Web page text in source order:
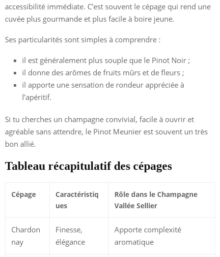
accessibilité immédiate. C’est souvent le cépage qui rend une
cuvée plus gourmande et plus facile à boire jeune.
Ses particularités sont simples à comprendre :
il est généralement plus souple que le Pinot Noir ;
il donne des arômes de fruits mûrs et de fleurs ;
il apporte une sensation de rondeur appréciée à
l’apéritif.
Si tu cherches un champagne convivial, facile à ouvrir et
agréable sans attendre, le Pinot Meunier est souvent un très
bon allié.
Tableau récapitulatif des cépages
Cépage
Caractéristiq
ues
Rôle dans le Champagne
Vallée Sellier
Chardon
nay
Finesse,
élégance
Apporte complexité
aromatique